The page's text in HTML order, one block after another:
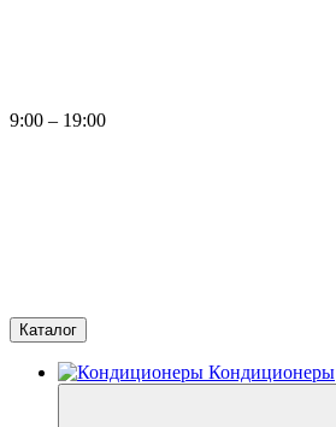
9:00 – 19:00
Каталог
Кондиционеры